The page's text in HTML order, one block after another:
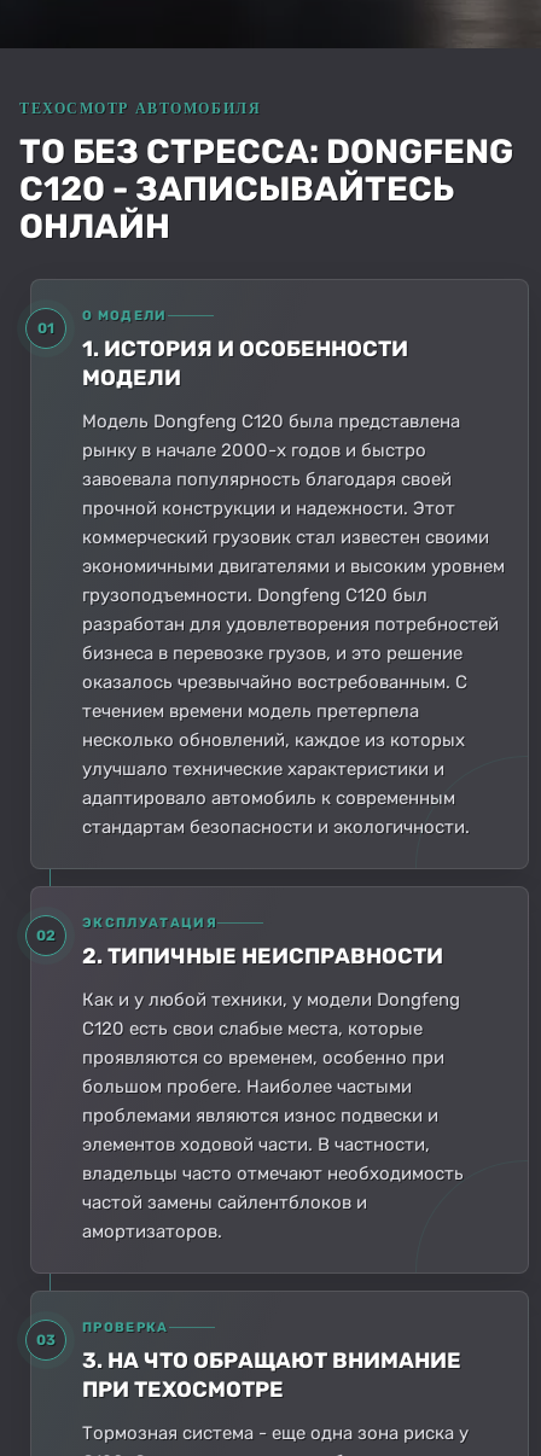
ТО БЕЗ СТРЕССА: DONGFENG
C120 - ЗАПИСЫВАЙТЕСЬ
ОНЛАЙН
01
О МОДЕЛИ
1. ИСТОРИЯ И ОСОБЕННОСТИ
МОДЕЛИ
Модель Dongfeng C120 была представлена
рынку в начале 2000-х годов и быстро
завоевала популярность благодаря своей
прочной конструкции и надежности. Этот
коммерческий грузовик стал известен своими
экономичными двигателями и высоким уровнем
грузоподъемности. Dongfeng C120 был
разработан для удовлетворения потребностей
бизнеса в перевозке грузов, и это решение
оказалось чрезвычайно востребованным. С
течением времени модель претерпела
несколько обновлений, каждое из которых
улучшало технические характеристики и
адаптировало автомобиль к современным
стандартам безопасности и экологичности.
02
ЭКСПЛУАТАЦИЯ
2. ТИПИЧНЫЕ НЕИСПРАВНОСТИ
Как и у любой техники, у модели Dongfeng
C120 есть свои слабые места, которые
проявляются со временем, особенно при
большом пробеге. Наиболее частыми
проблемами являются износ подвески и
элементов ходовой части. В частности,
владельцы часто отмечают необходимость
частой замены сайлентблоков и
амортизаторов.
03
ПРОВЕРКА
3. НА ЧТО ОБРАЩАЮТ ВНИМАНИЕ
ПРИ ТЕХОСМОТРЕ
Тормозная система - еще одна зона риска у